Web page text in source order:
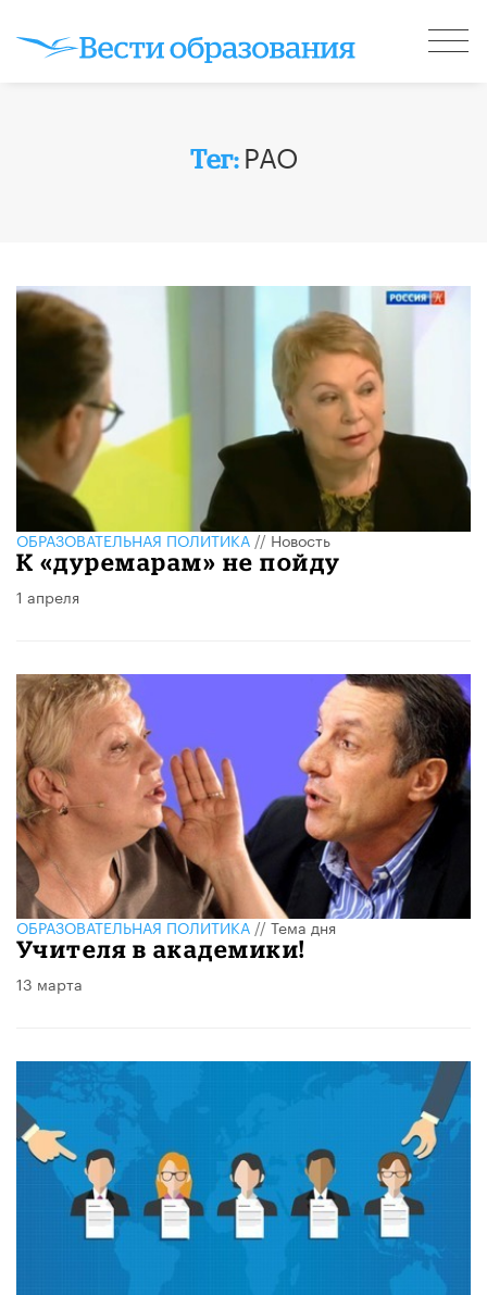
Тег: РАО
ОБРАЗОВАТЕЛЬНАЯ ПОЛИТИКА//Новость
К «дуремарам» не пойду
1 апреля
ОБРАЗОВАТЕЛЬНАЯ ПОЛИТИКА//Тема дня
Учителя в академики!
13 марта